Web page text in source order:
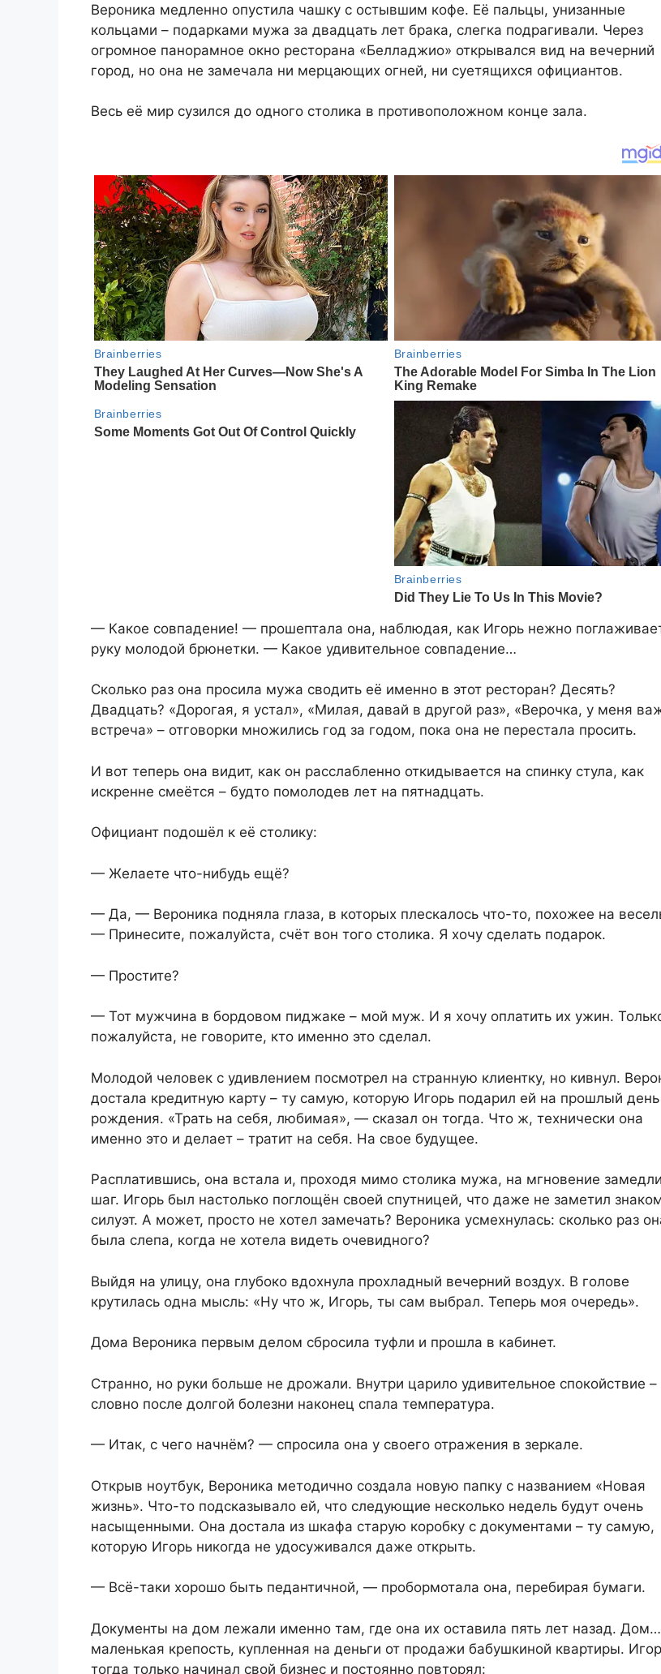
Вероника медленно опустила чашку с остывшим кофе. Её пальцы, унизанные
кольцами – подарками мужа за двадцать лет брака, слегка подрагивали. Через
огромное панорамное окно ресторана «Белладжио» открывался вид на вечерний
город, но она не замечала ни мерцающих огней, ни суетящихся официантов.
Весь её мир сузился до одного столика в противоположном конце зала.
— Какое совпадение! — прошептала она, наблюдая, как Игорь нежно
руку молодой брюнетки. — Какое удивительное совпадение…
Сколько раз она просила мужа сводить её именно в этот ресторан? Десять?
Двадцать? «Дорогая, я устал», «Милая, давай в другой раз», «Верочка, у меня
встреча» – отговорки множились год за годом, пока она не перестала просить.
И вот теперь она видит, как он расслабленно откидывается на спинку стула, как
искренне смеётся – будто помолодев лет на пятнадцать.
Официант подошёл к её столику:
— Желаете что-нибудь ещё?
— Да, — Вероника подняла глаза, в которых плескалось что-то, похожее на
— Принесите, пожалуйста, счёт вон того столика. Я хочу сделать подарок.
— Простите?
— Тот мужчина в бордовом пиджаке – мой муж. И я хочу оплатить их ужин.
пожалуйста, не говорите, кто именно это сделал.
Молодой человек с удивлением посмотрел на странную клиентку, но кивнул.
достала кредитную карту – ту самую, которую Игорь подарил ей на прошлый день
рождения. «Трать на себя, любимая», — сказал он тогда. Что ж, технически она
именно это и делает – тратит на себя. На свое будущее.
Расплатившись, она встала и, проходя мимо столика мужа, на мгновение
шаг. Игорь был настолько поглощён своей спутницей, что даже не заметил
силуэт. А может, просто не хотел замечать? Вероника усмехнулась: сколько раз
была слепа, когда не хотела видеть очевидного?
Выйдя на улицу, она глубоко вдохнула прохладный вечерний воздух. В голове
крутилась одна мысль: «Ну что ж, Игорь, ты сам выбрал. Теперь моя очередь».
Дома Вероника первым делом сбросила туфли и прошла в кабинет.
Странно, но руки больше не дрожали. Внутри царило удивительное спокойствие –
словно после долгой болезни наконец спала температура.
— Итак, с чего начнём? — спросила она у своего отражения в зеркале.
Открыв ноутбук, Вероника методично создала новую папку с названием «Новая
жизнь». Что-то подсказывало ей, что следующие несколько недель будут очень
насыщенными. Она достала из шкафа старую коробку с документами – ту самую,
которую Игорь никогда не удосуживался даже открыть.
— Всё-таки хорошо быть педантичной, — пробормотала она, перебирая бумаги.
Документы на дом лежали именно там, где она их оставила пять лет назад.
маленькая крепость, купленная на деньги от продажи бабушкиной квартиры.
тогда только начинал свой бизнес и постоянно повторял: